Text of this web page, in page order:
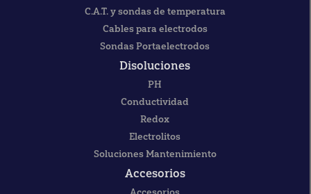
C.A.T. y sondas de temperatura
Cables para electrodos
Sondas Portaelectrodos
Disoluciones
PH
Conductividad
Redox
Electrolitos
Soluciones Mantenimiento
Accesorios
Accesorios